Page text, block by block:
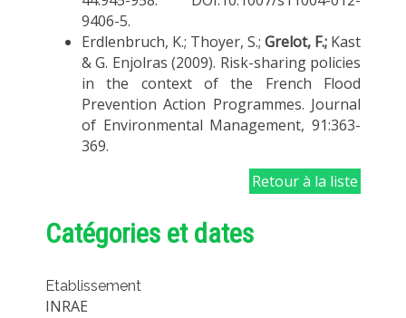
9406-5.
Erdlenbruch, K.; Thoyer, S.; Grelot, F.; Kast
& G. Enjolras (2009). Risk-sharing policies
in the context of the French Flood
Prevention Action Programmes. Journal
of Environmental Management, 91:363-
369.
Retour à la liste
Catégories et dates
Etablissement
INRAE